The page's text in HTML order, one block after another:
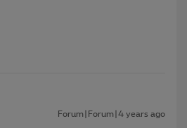
Forum|Forum|4 years ago